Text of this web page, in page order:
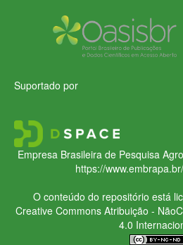
Suportado por
Empresa Brasileira de Pesquisa
https://
O conteúdo do repositório está
Creative CommonsAtribuição -
4.0